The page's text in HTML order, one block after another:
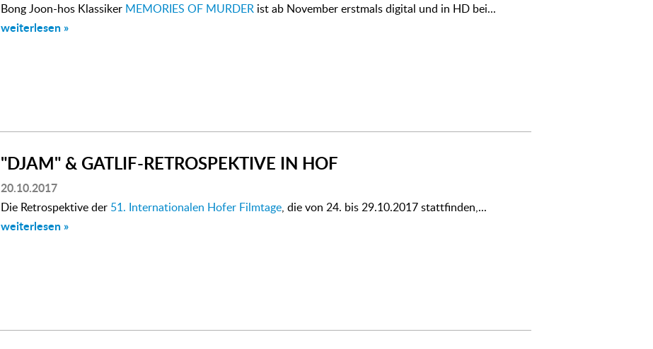
Bong Joon-hos Klassiker MEMORIES OF MURDER ist ab November erstmals digital und in HD bei...
weiterlesen »
"DJAM" & GATLIF-RETROSPEKTIVE IN HOF
20.10.2017
Die Retrospektive der 51. Internationalen Hofer Filmtage, die von 24. bis 29.10.2017 stattfinden,...
weiterlesen »